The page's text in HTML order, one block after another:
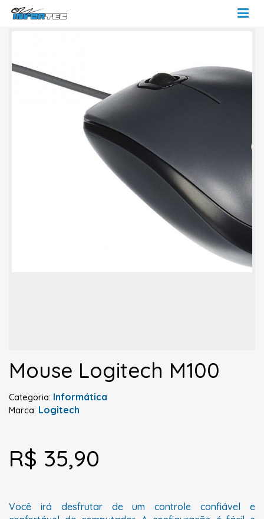
Mouse Logitech M100
Categoria: Informática
Marca: Logitech
R$ 35,90
Você irá desfrutar de um controle confiável e